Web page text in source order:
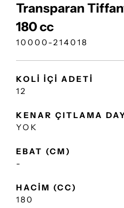
Transparan
180 cc
10000-214018
KOLİ İÇİ ADETİ
12
KENAR ÇITLAMA
YOK
EBAT (CM)
-
HACİM (CC)
180